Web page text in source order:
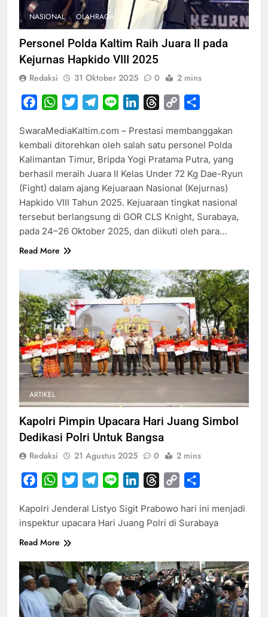
NASIONAL OLAHRAGA
Personel Polda Kaltim Raih Juara II pada
Kejurnas Hapkido VIII 2025
Redaksi 31 Oktober 2025 0 2 mins
FacebookWhatsApp
TwitterTelegram
Line LinkedInThreads
Copy
SwaraMediaKaltim.com – Prestasi membanggakan
kembali ditorehkan oleh salah satu personel Polda
Kalimantan Timur, Bripda Yogi Pratama Putra, yang
berhasil meraih Juara II Kelas Under 72 Kg Dae-Ryun
(Fight) dalam ajang Kejuaraan Nasional (Kejurnas)
Hapkido VIII Tahun 2025. Kejuaraan tingkat nasional
tersebut berlangsung di GOR CLS Knight, Surabaya,
pada 24–26 Oktober 2025, dan diikuti oleh para…
Read More
ARTIKEL
Kapolri Pimpin Upacara Hari Juang Simbol
Dedikasi Polri Untuk Bangsa
Redaksi 21 Agustus 2025 0 2 mins
FacebookWhatsApp
TwitterTelegram
Line LinkedInThreads
Copy
Kapolri Jenderal Listyo Sigit Prabowo hari ini menjadi
inspektur upacara Hari Juang Polri di Surabaya
Read More